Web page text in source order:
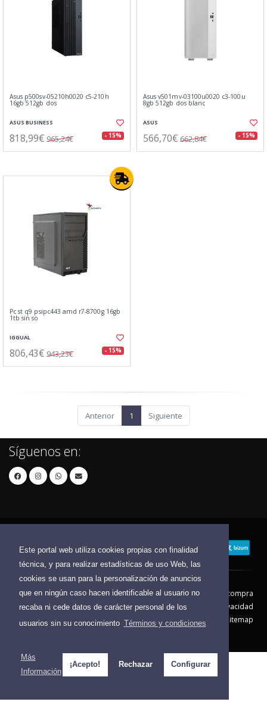
Este portal web utiliza cookies propias con finalidad
técnica, y para realizar estadísticas de uso Web, las
cookies se usan para la personalización de anuncios
que en ningún caso hacen identificable al usuario no
recaba ni cede datos de carácter personal de los
usuarios sin su conocimiento Términos y condiciones
Más
Información
¡Acepto! Rechazar Configurar
Asus p500sv-05210h0020 c5-210h
16gb 512gb dos
ASUS BUSINESS
818,99€ 965,24€ - 15%
Asus v501mv-03100u0020 c3-100u
8gb 512gb dos blanc
ASUS
566,70€ 662,84€ - 15%
Pc st q9 psipc443 amd r7-8700g 16gb
1tb sin so
IGGUAL
806,43€ 943,23€ - 15%
Anterior 1 Siguiente
Síguenos en:
Contacto Aviso Legal
Condiciones de compra
Política de envíos
Política de devolución
Política de Privacidad
Política de Cookies
Sitemap